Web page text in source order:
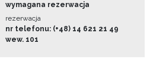
wymagana rezerwacja
rezerwacja
nr telefonu: (+48) 14 621 21 49
wew. 101